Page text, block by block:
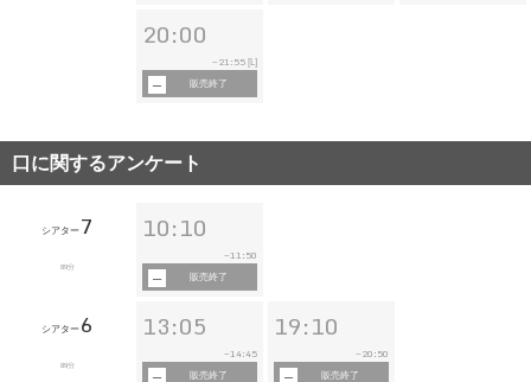
20:00
~ 21:55 [L]
販売終了
口に関するアンケート
シアター 7
89分
10:10
~ 11:50
販売終了
シアター 6
89分
13:05
~ 14:45
販売終了
19:10
~ 20:50
販売終了